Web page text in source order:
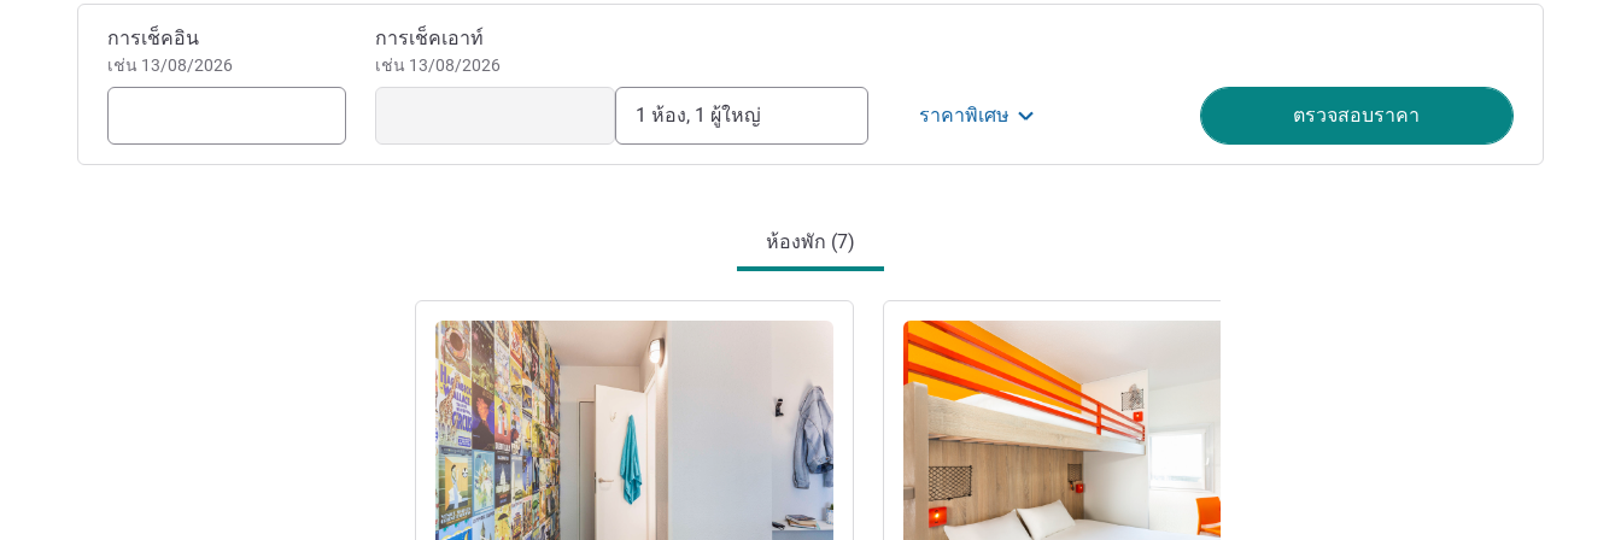
จองโรงแรมนี้
การเช็คอิน
เช่น 13/08/2026
การเช็คเอาท์
เช่น 13/08/2026
1 ห้อง, 1 ผู้ใหญ่ ราคาพิเศษ ตรวจสอบราคา
ห้องพัก (7)
ดูรายละเอียด ดูรายละเอียด